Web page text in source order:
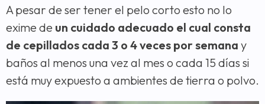
A pesar de ser tener el pelo corto esto no lo
exime de un cuidado adecuado el cual consta
de cepillados cada 3 o 4 veces por semana y
baños al menos una vez al mes o cada 15 días si
está muy expuesto a ambientes de tierra o polvo.